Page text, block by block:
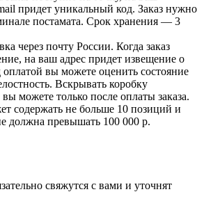
придет уникальный код. Заказ нужно
постамата. Срок хранения — 3
через почту России. Когда заказ
на ваш адрес придет извещение о
вы можете оценить состояние
Вскрывать коробку
вы можете только после оплаты заказа.
содержать не больше 10 позиций и
должна превышать 100 000 р.
свяжутся с вами и уточнят